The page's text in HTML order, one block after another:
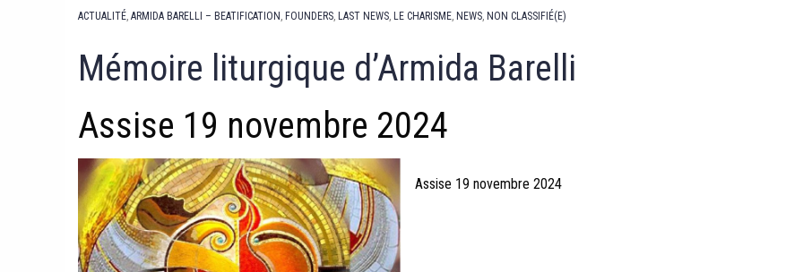
ACTUALITÉ, ARMIDA BARELLI – BEATIFICATION , FOUNDERS, LAST NEWS, LE CHARISME, NEWS, NON CLASSIFIÉ(E)
Mémoire liturgique d’Armida Barelli
Assise 19 novembre 2024
Assise 19 novembre 2024